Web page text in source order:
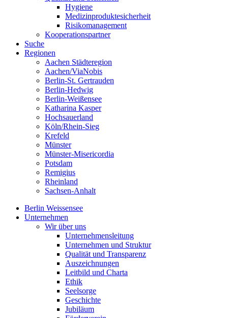
Hygiene
Medizinproduktesicherheit
Risikomanagement
Kooperationspartner
Suche
Regionen
Aachen Städteregion
Aachen/ViaNobis
Berlin-St. Gertrauden
Berlin-Hedwig
Berlin-Weißensee
Katharina Kasper
Hochsauerland
Köln/Rhein-Sieg
Krefeld
Münster
Münster-Misericordia
Potsdam
Remigius
Rheinland
Sachsen-Anhalt
Berlin Weissensee
Unternehmen
Wir über uns
Unternehmensleitung
Unternehmen und Struktur
Qualität und Transparenz
Auszeichnungen
Leitbild und Charta
Ethik
Seelsorge
Geschichte
Jubiläum